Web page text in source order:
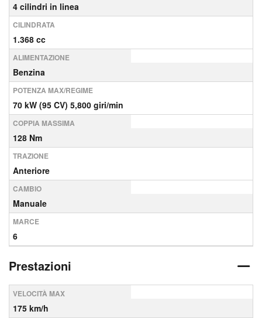
4 cilindri in linea
CILINDRATA
1.368 cc
ALIMENTAZIONE
Benzina
POTENZA MAX/REGIME
70 kW (95 CV) 5,800 giri/min
COPPIA MASSIMA
128 Nm
TRAZIONE
Anteriore
CAMBIO
Manuale
MARCE
6
Prestazioni
VELOCITÀ MAX
175 km/h